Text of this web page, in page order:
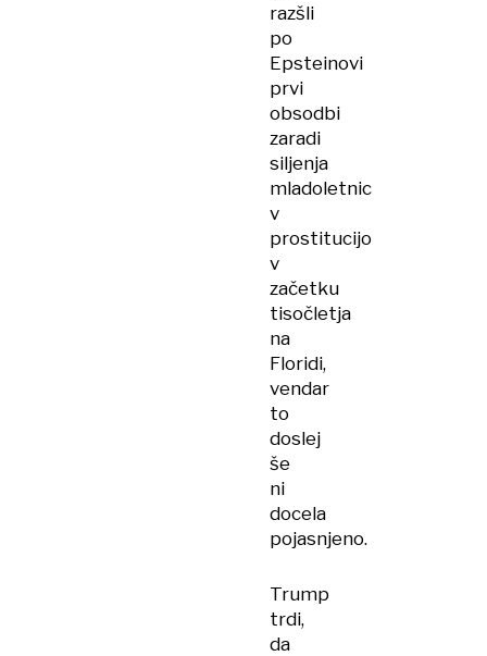
razšli
po
Epsteinovi
prvi
obsodbi
zaradi
siljenja
mladoletnic
v
prostitucijo
v
začetku
tisočletja
na
Floridi,
vendar
to
doslej
še
ni
docela
pojasnjeno.
Trump
trdi,
da